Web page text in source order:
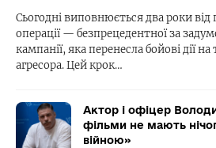
Сьогодні виповнюється два роки від
операції — безпрецедентної за
кампанії, яка перенесла бойові дії
агресора. Цей крок…
Актор і офіцер
фільми не мають
війною»